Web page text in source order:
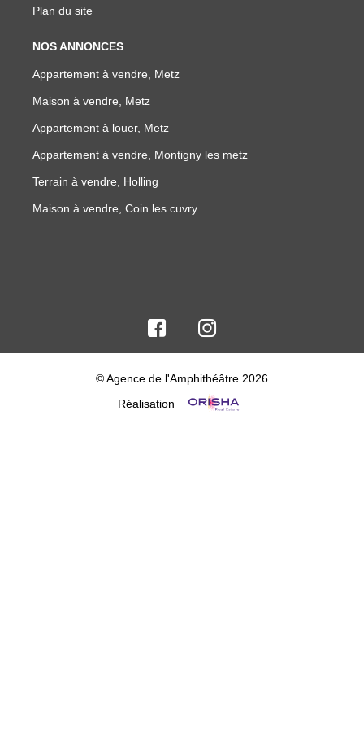
Plan du site
NOS ANNONCES
Appartement à vendre, Metz
Maison à vendre, Metz
Appartement à louer, Metz
Appartement à vendre, Montigny les metz
Terrain à vendre, Holling
Maison à vendre, Coin les cuvry
© Agence de l'Amphithéâtre 2026
Réalisation